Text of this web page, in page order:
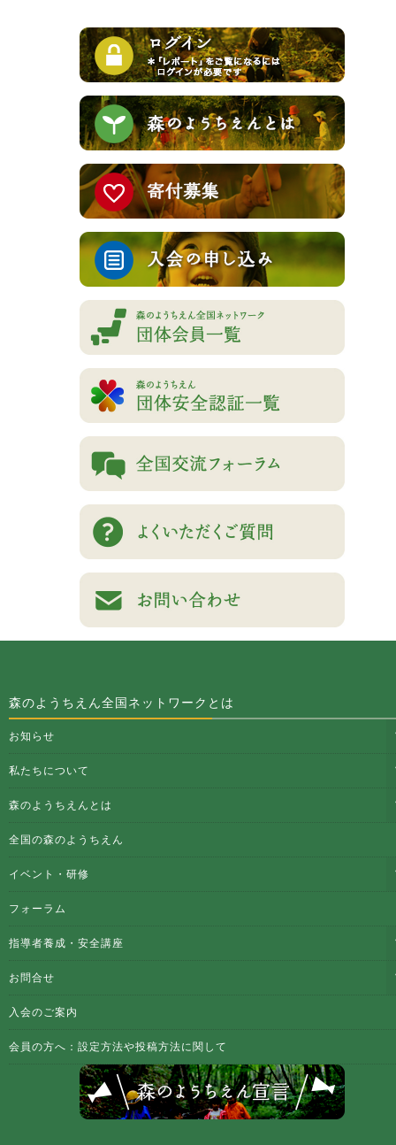
森のようちえん全国ネットワークとは
お知らせ
私たちについて
森のようちえんとは
全国の森のようちえん
イベント・研修
フォーラム
指導者養成・安全講座
お問合せ
入会のご案内
会員の方へ：設定方法や投稿方法に関して